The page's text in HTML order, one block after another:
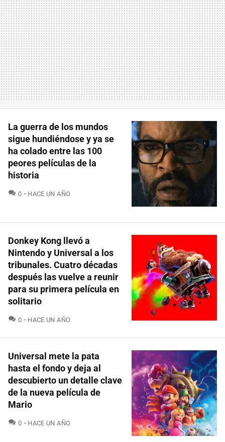
La guerra de los mundos
sigue hundiéndose y ya se
ha colado entre las 100
peores películas de la
historia
0 COMENTARIOS
HACE UN AÑO
Donkey Kong llevó a
Nintendo y Universal a los
tribunales. Cuatro décadas
después las vuelve a reunir
para su primera película en
solitario
0 COMENTARIOS
HACE UN AÑO
Universal mete la pata
hasta el fondo y deja al
descubierto un detalle clave
de la nueva película de
Mario
0 COMENTARIOS
HACE UN AÑO